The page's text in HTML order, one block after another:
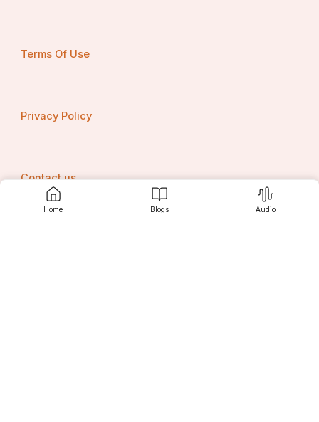
Home Blogs Audio
Terms Of Use
Privacy Policy
Contact us